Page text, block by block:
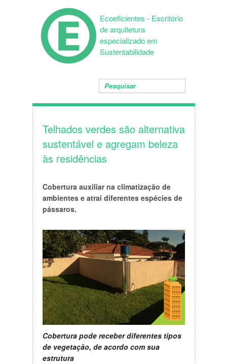
Ecoeficientes - Escritório
de arquitetura
especializado em
Sustentabilidade
Telhados verdes são alternativa
sustentável e agregam beleza
às residências
Cobertura auxiliar na climatização de
ambientes e atrai diferentes espécies de
pássaros.
Cobertura pode receber diferentes tipos
de vegetação, de acordo com sua
estrutura